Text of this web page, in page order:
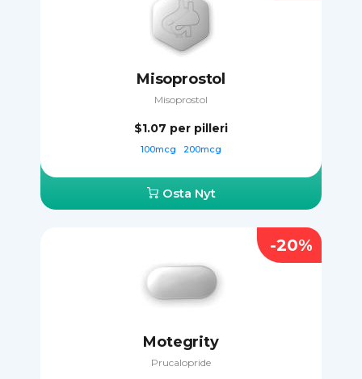
Misoprostol
Misoprostol
$1.07 per pilleri
100mcg 200mcg
Osta Nyt
Motegrity
Prucalopride
-20%